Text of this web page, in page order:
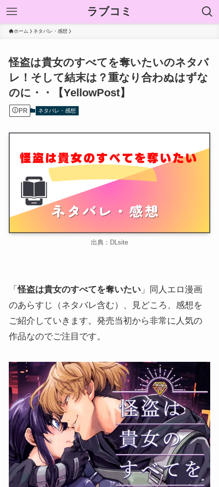
ラブコミ
ホーム ネタバレ・感想
怪盗は貴女のすべてを奪いたいのネタバ
レ！そして結末は？重なり合わぬはずな
のに・・【YellowPost】
PR ネタバレ・感想
出典：DLsite
「怪盗は貴女のすべてを奪いたい」同人エロ漫画
のあらすじ（ネタバレ含む）、見どころ、感想を
ご紹介していきます。発売当初から非常に人気の
作品なのでご注目です。